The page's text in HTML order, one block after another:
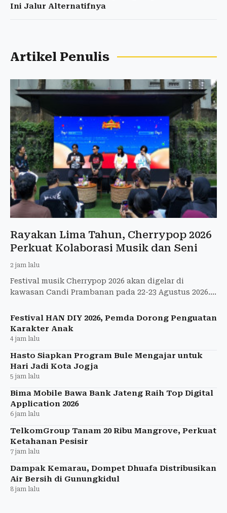
Ini Jalur Alternatifnya
Artikel Penulis
Rayakan Lima Tahun, Cherrypop 2026
Perkuat Kolaborasi Musik dan Seni
2 jam lalu
Festival musik Cherrypop 2026 akan digelar di
kawasan Candi Prambanan pada 22-23 Agustus 2026.
Festival HAN DIY 2026, Pemda Dorong Penguatan
Karakter Anak
4 jam lalu
Hasto Siapkan Program Bule Mengajar untuk
Hari Jadi Kota Jogja
5 jam lalu
Bima Mobile Bawa Bank Jateng Raih Top Digital
Application 2026
6 jam lalu
TelkomGroup Tanam 20 Ribu Mangrove, Perkuat
Ketahanan Pesisir
7 jam lalu
Dampak Kemarau, Dompet Dhuafa Distribusikan
Air Bersih di Gunungkidul
8 jam lalu